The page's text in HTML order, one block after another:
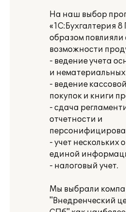
На наш выбор
«1С:Бухгалтерия
образом
возможности
- ведение учета
и нематериальных
- ведение
покупок и книги
- сдача
отчетности и
- учет нескольких
единой
- налоговый учет.
Мы выбрали
"Внедренческий